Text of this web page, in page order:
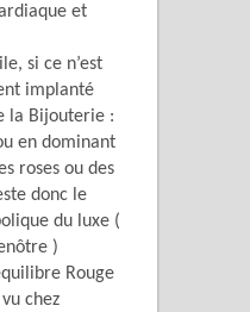
et
si ce n’est
implanté
la Bijouterie :
en dominant
roses ou des
donc le
du luxe (
)
Rouge
chez